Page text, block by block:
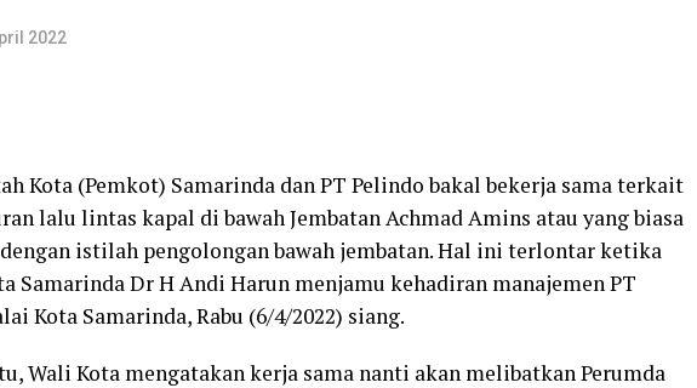
2022
Kota (Pemkot) Samarinda dan PT Pelindo bakal bekerja sama terkait
lalu lintas kapal di bawah Jembatan Achmad Amins atau yang biasa
istilah pengolongan bawah jembatan. Hal ini terlontar ketika
Samarinda Dr H Andi Harun menjamu kehadiran manajemen PT
Kota Samarinda, Rabu (6/4/2022) siang.
Wali Kota mengatakan kerja sama nanti akan melibatkan Perumda